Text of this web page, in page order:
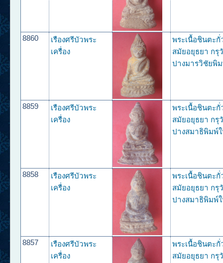
8860
เรืองศรีบัวพระ
เครื่อง
พระเนื้อชินตะ
สมัยอยุธยา กรุ
ปางมารวิชัยพิ
8859
เรืองศรีบัวพระ
เครื่อง
พระเนื้อชินตะ
สมัยอยุธยา กรุ
ปางสมาธิพิมพ์
8858
เรืองศรีบัวพระ
เครื่อง
พระเนื้อชินตะ
สมัยอยุธยา กรุ
ปางสมาธิพิมพ์
8857
เรืองศรีบัวพระ
เครื่อง
พระเนื้อชินตะ
สมัยอยุธยา กรุ